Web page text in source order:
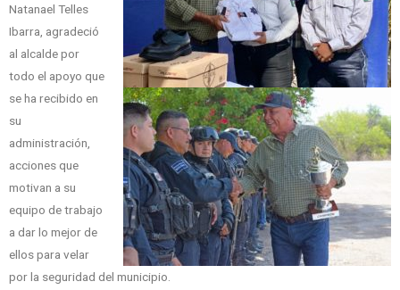
Natanael Telles
Ibarra, agradeció
al alcalde por
todo el apoyo que
se ha recibido en
su
administración,
acciones que
motivan a su
equipo de trabajo
a dar lo mejor de
ellos para velar
por la seguridad del municipio.